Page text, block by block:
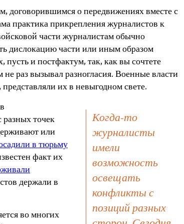
договорившимся о передвижениях вместе с
практика прикрепления журналистов к
части журналистам обычно
дислокацию части или иным образом
пусть и постфактум, так, как вы сочтете
раз вызывал разногласия. Военные власти
их в невыгодном свете.
Когда-то
журналисты
имели
возможность
освещать
конфликты с
позиций разных
точек
или
в тюрьму
факт их
держали в
во многих